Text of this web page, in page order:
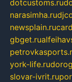
dotcustoms.ru
narasimha.ru
newsplain.ru
gbget.ru
york-life.ru
slovar-ivrit.ru